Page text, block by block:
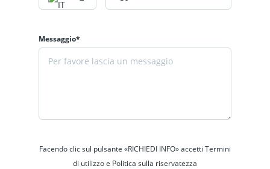
base alle proprie esigenze (acconti, rate,
Vuoi avere maggiori informazioni?
+39 331 2531048 - Sito web:
www.labaitacase.com - Email:
info@labaitacase.com
Messaggio*
Facendo clic sul pulsante «RICHIEDI INFO» accetti Termini
di utilizzo e Politica sulla riservatezza